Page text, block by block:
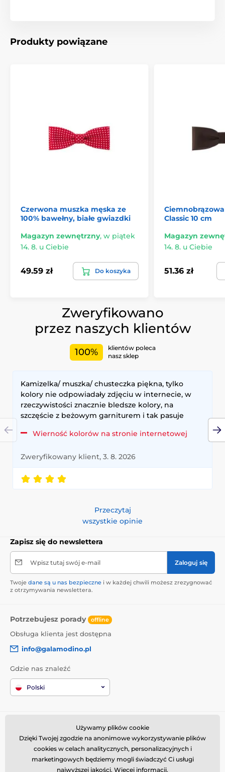
Produkty powiązane
Czerwona muszka męska ze
100% bawełny, białe gwiazdki
Magazyn zewnętrzny, w piątek
14. 8. u Ciebie
49.59 zł Do koszyka
Classic 10 cm
Magazyn
14. 8. u Ciebie
51.36 zł
Zweryfikowano
przez naszych klientów
100%
klientów poleca
nasz sklep
Kamizelka/ muszka/ chusteczka piękna, tylko
kolory nie odpowiadały zdjęciu w internecie, w
rzeczywistości znacznie bledsze kolory, na
szczęście z beżowym garniturem i tak pasuje
Wierność kolorów na stronie internetowej
Zweryfikowany klient, 3. 8. 2026
Przeczytaj
wszystkie opinie
Zapisz się do newslettera
Wpisz tutaj swój e-mail Zaloguj się
Twoje dane są u nas bezpieczne i w każdej chwili możesz zrezygnować
z otrzymywania newslettera.
Potrzebujesz porady offline
Obsługa klienta jest dostępna
info@galamodino.pl
Gdzie nas znaleźć
Polski
Informacje o zakupach
Regulamin zakupów
Zwroty i reklamacje
Kim jesteśmy
O nas
Dane kontaktowe
Współpraca z Galamodino
Używamy plików cookie
Dzięki Twojej zgodzie na anonimowe wykorzystywanie plików
cookies w celach analitycznych, personalizacyjnych i
marketingowych będziemy mogli świadczyć Ci usługi
najwyższej jakości. Więcej informacji.